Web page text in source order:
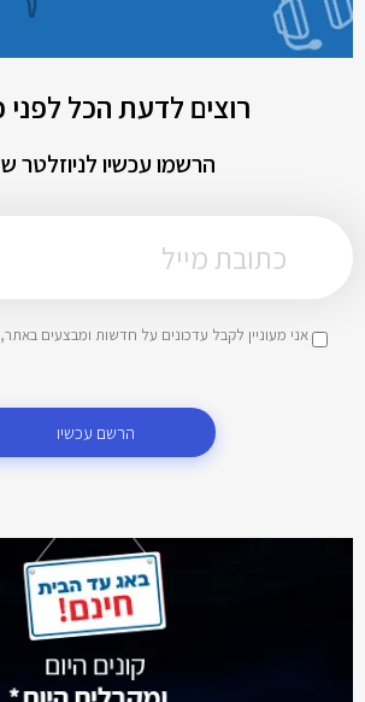
רוצים לדעת הכל לפני
הרשמו עכשיו לניוזלטר
אני מעוניין לקבל עדכונים על חדשות ומבצעים
הרשם עכשיו